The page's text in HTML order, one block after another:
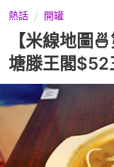
熱話 開罐
【米線地圖
塘滕王閣$52